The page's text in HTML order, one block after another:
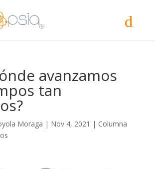
avanzamos
tan
Moraga | Nov 4, 2021 | Columna